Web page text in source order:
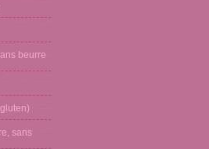
beurre
sans